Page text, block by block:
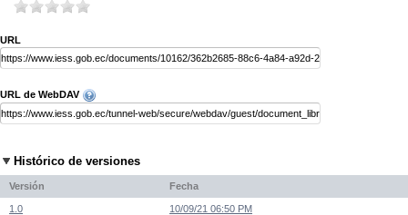
URL
URL de WebDAV
Histórico de versiones
Versión Fecha
1.0 10/09/21 06:50 PM